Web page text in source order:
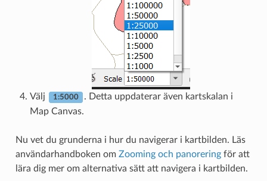
Välj 1:5000
. Detta uppdaterar även kartskalan i
Map Canvas.
Nu vet du grunderna i hur du navigerar i kartbilden. Läs
användarhandboken om Zooming och panoreringför att
lära dig mer om alternativa sätt att navigera i kartbilden.